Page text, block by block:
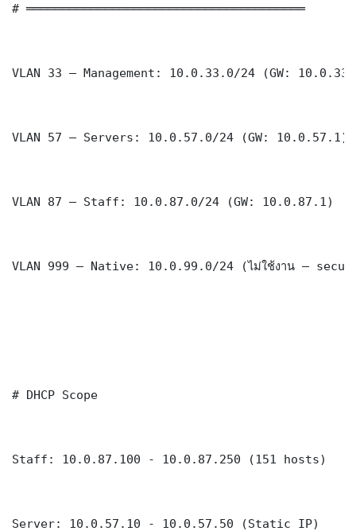
# ═══════════════════════════════════════
VLAN 33 — Management: 10.0.33.0/24 (GW:
VLAN 57 — Servers: 10.0.57.0/24 (GW: 10.0.57.1)
VLAN 87 — Staff: 10.0.87.0/24 (GW: 10.0.87.1)
VLAN 999 — Native: 10.0.99.0/24 (ไม่ใช้งาน —
# DHCP Scope
Staff: 10.0.87.100 - 10.0.87.250 (151 hosts)
Server: 10.0.57.10 - 10.0.57.50 (Static IP)